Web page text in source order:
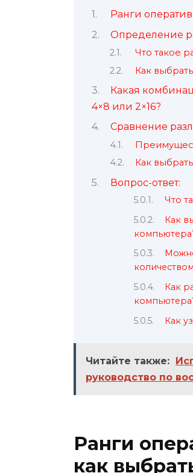
Ранги
Определение
Что такое
Как
Какая
4×8 или 2×16?
Сравнение
Как
Вопрос-ответ:
Что
Как
Как
Как
Читайте также:
руководство по
Ранги
как